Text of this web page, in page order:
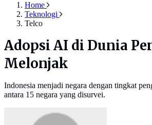
Home
Teknologi
Telco
Adopsi AI di Dunia
Melonjak
Indonesia menjadi negara dengan tingkat
antara 15 negara yang disurvei.